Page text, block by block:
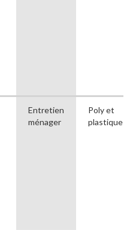
Entretien
ménager
Poly et
plastique